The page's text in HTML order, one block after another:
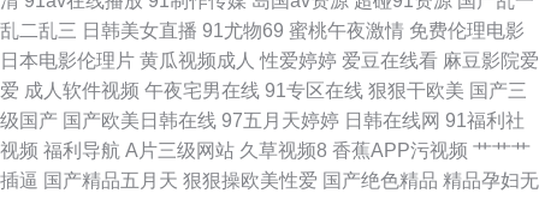
网 久久资源总站 91科阴 欧美国产日韩在线 www四虎AV站 中文无码人妻视
频网 九一福利影院 91福利0 久久高潮国产精品 91免费在线破视频 日韩
av123区 91网站链接 日本A黄 91现在福利 无码视频二区 国产日韩欧美综合
乱二乱三 日韩美女直播 91尤物69 蜜桃午夜激情 免费伦理电影
日本电影伦理片 黄瓜视频成人 性爱婷婷 爱豆在线看 麻豆影院爱
爱 成人软件视频 午夜宅男在线 91专区在线 狠狠干欧美 国产三
级国产 国产欧美日韩在线 97五月天婷婷 日韩在线网 91福利社
视频 福利导航 A片三级网站 久草视频8 香蕉APP污视频 艹艹艹
插逼 国产精品五月天 狠狠操欧美性爱 国产绝色精品 精品孕妇无